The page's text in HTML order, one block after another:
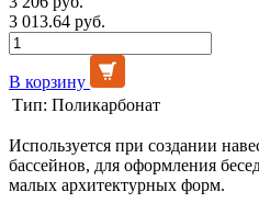
3 013.64 руб.
В корзину
Тип: Поликарбонат
Используется при создании
бассейнов, для оформления
малых архитектурных форм.